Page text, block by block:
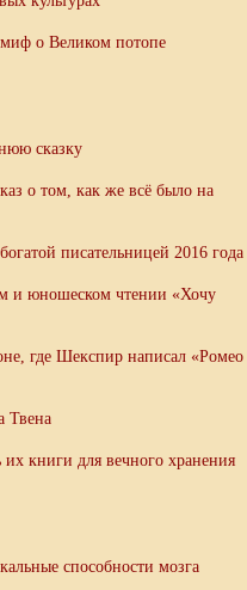
о Великом потопе
сказку
о том, как же всё было на
писательницей 2016 года
и юношеском чтении «Хочу
где Шекспир написал «Ромео
Твена
книги для вечного хранения
способности мозга